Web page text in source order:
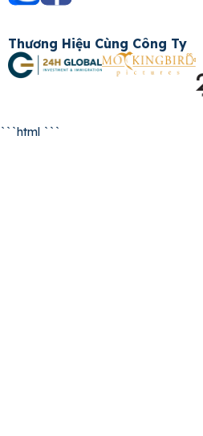
Thương Hiệu Cùng Công Ty
```html ```